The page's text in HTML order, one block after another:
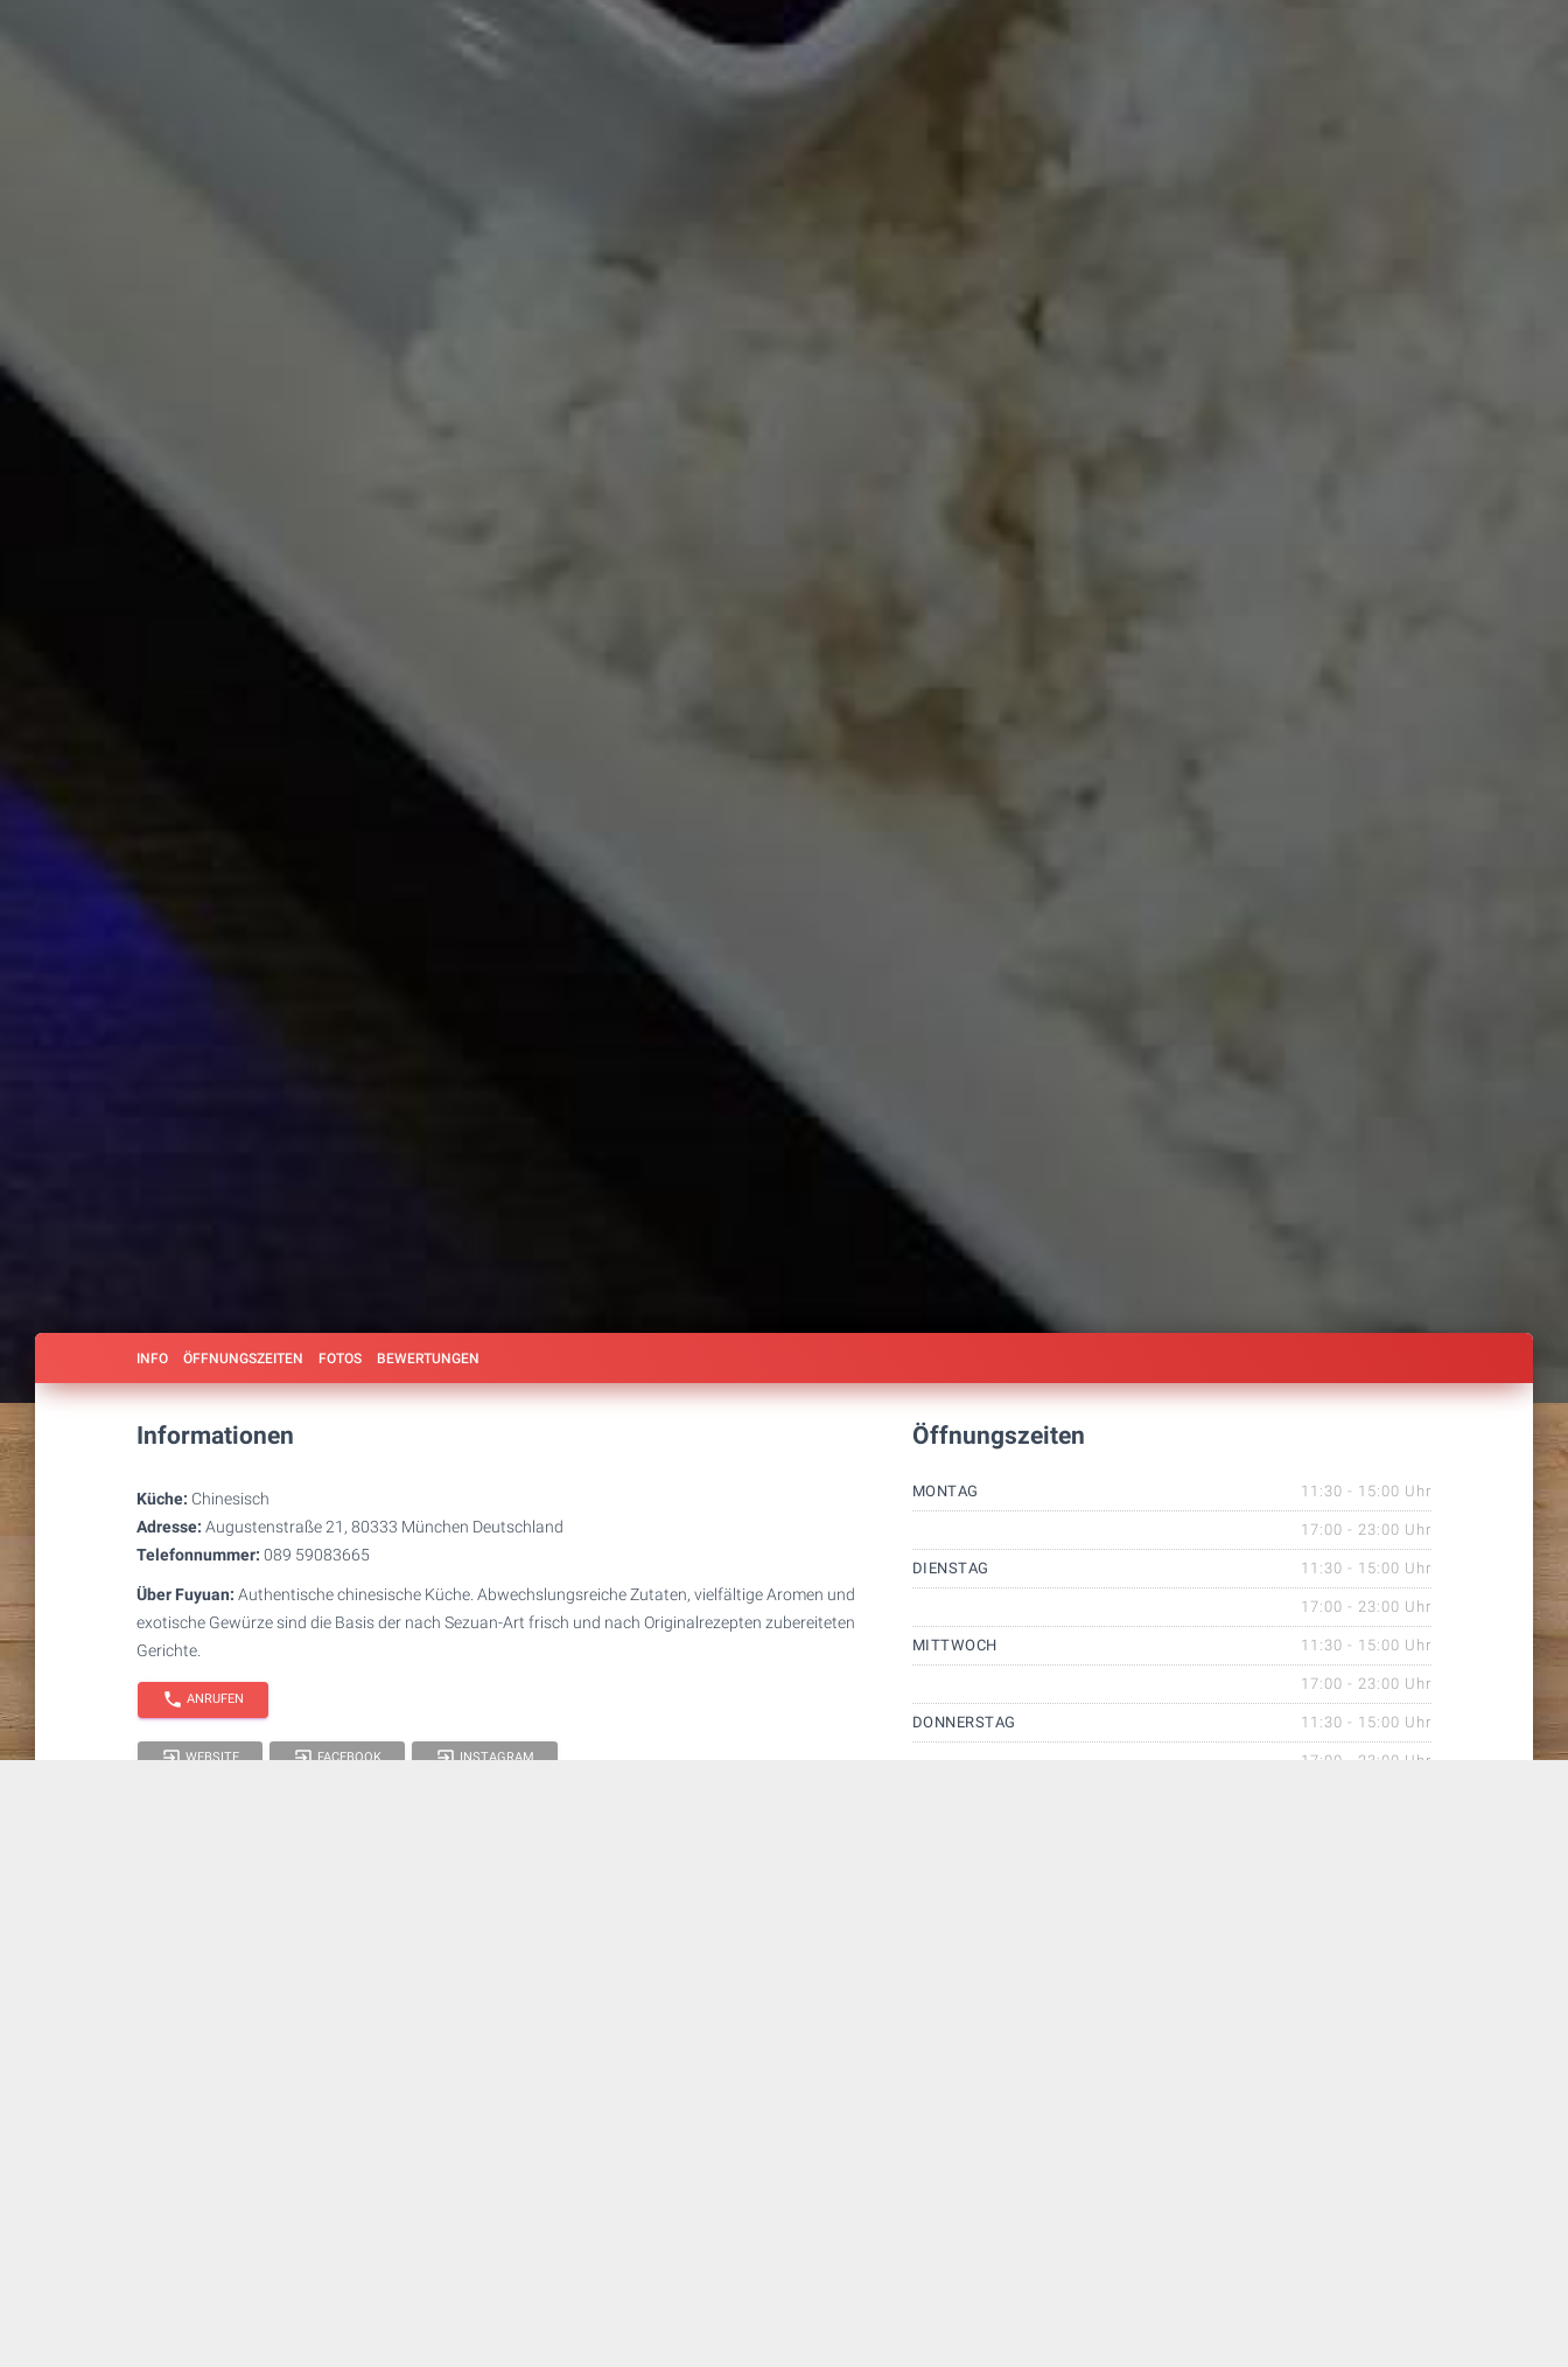
INFO ÖFFNUNGSZEITEN FOTOS BEWERTUNGEN
Informationen
Küche: Chinesisch
Adresse: Augustenstraße 21, 80333 München Deutschland
Telefonnummer: 089 59083665
Über Fuyuan: Authentische chinesische Küche. Abwechslungsreiche Zutaten, vielfältige Aromen und
exotische Gewürze sind die Basis der nach Sezuan-Art frisch und nach Originalrezepten zubereiteten
Gerichte.
phone ANRUFEN
exit_to_appWEBSITE exit_to_appFACEBOOK exit_to_appINSTAGRAM
Öffnungszeiten
MONTAG 11:30 - 15:00 Uhr
17:00 - 23:00 Uhr
DIENSTAG 11:30 - 15:00 Uhr
17:00 - 23:00 Uhr
MITTWOCH 11:30 - 15:00 Uhr
17:00 - 23:00 Uhr
DONNERSTAG 11:30 - 15:00 Uhr
17:00 - 23:00 Uhr